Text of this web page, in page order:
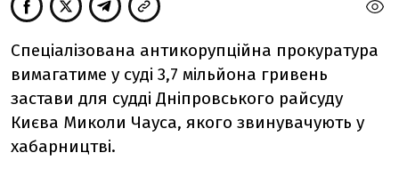
Спеціалізована антикорупційна прокуратура
вимагатиме у суді 3,7 мільйона гривень
застави для судді Дніпровського райсуду
Києва Миколи Чауса, якого звинувачують у
хабарництві.